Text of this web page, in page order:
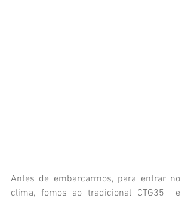
Antes de embarcarmos, para entrar no
clima, fomos ao tradicional CTG35
  e